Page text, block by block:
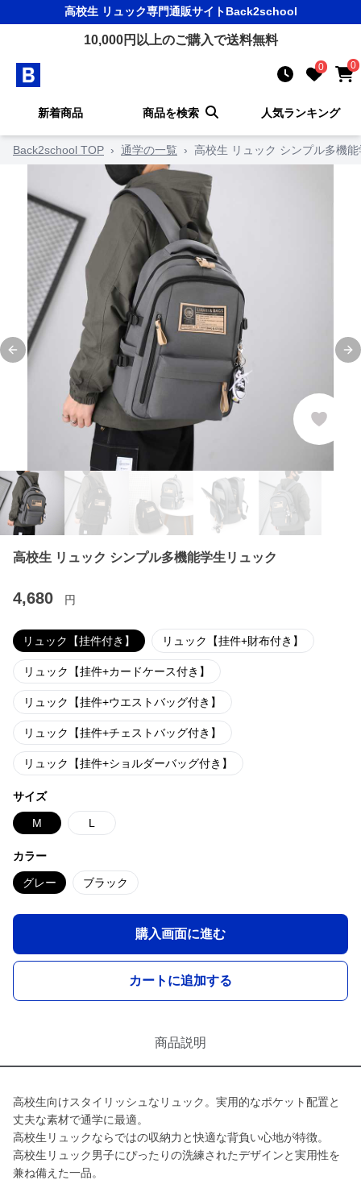
高校生 リュック専門通販サイトBack2school
10,000円以上のご購入で送料無料
0 0
新着商品 商品を検索 人気ランキング
Back2school TOP › 通学の一覧 › 高校生 リュック シンプル多機
Previous slide
高校生 リュック シンプル多機能学生リュック
4,680 円
リュック【挂件付き】 リュック【挂件+財布付き】
リュック【挂件+カードケース付き】
リュック【挂件+ウエストバッグ付き】
リュック【挂件+チェストバッグ付き】
リュック【挂件+ショルダーバッグ付き】
サイズ
M L
カラー
グレー ブラック
購入画面に進む
カートに追加する
商品説明
高校生向けスタイリッシュなリュック。実用的なポケット配置と
丈夫な素材で通学に最適。
高校生リュックならではの収納力と快適な背負い心地が特徴。
高校生リュック男子にぴったりの洗練されたデザインと実用性を
兼ね備えた一品。